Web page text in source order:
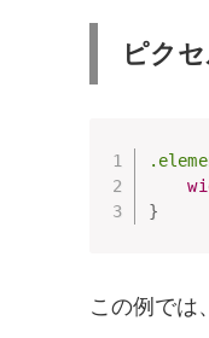
ピク
}
この例では